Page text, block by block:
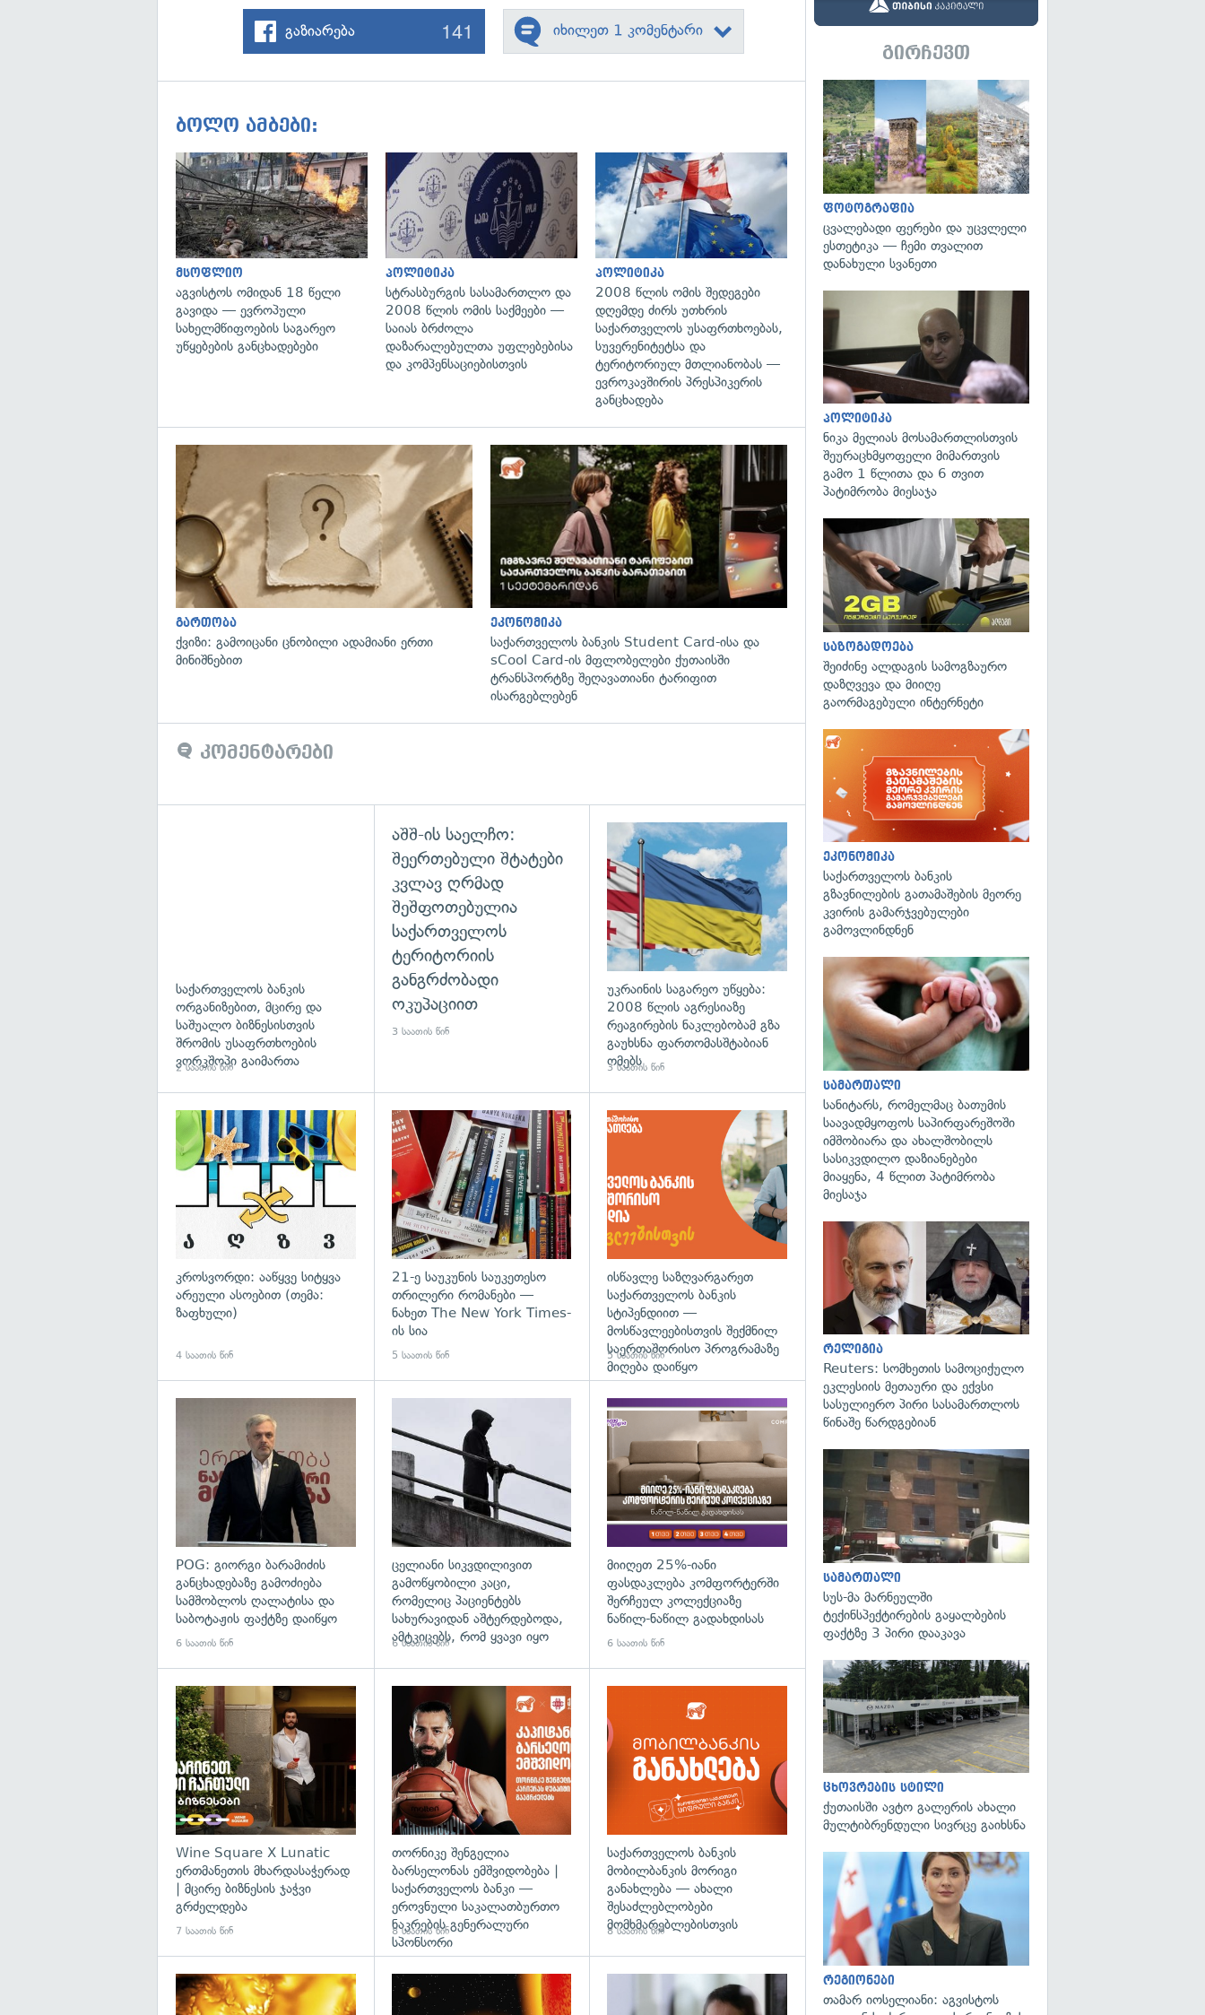
გაზიარება 141 იხილეთ 1 კომენტარი
ბოლო ამბები:
გადახედვა
მსოფლიო
აგვისტოს ომიდან 18 წელი
გავიდა — ევროპული
სახელმწიფოების საგარეო
უწყებების განცხადებები
გადახედვა
პოლიტიკა
სტრასბურგის სასამართლო და
2008 წლის ომის საქმეები —
საიას ბრძოლა
დაზარალებულთა უფლებებისა
და კომპენსაციებისთვის
გადახედვა
პოლიტიკა
2008 წლის ომის შედეგები
დღემდე ძირს უთხრის
საქართველოს უსაფრთხოებას,
სუვერენიტეტსა და
ტერიტორიულ მთლიანობას —
ევროკავშირის პრესპიკერის
განცხადება
გართობა
ქვიზი: გამოიცანი ცნობილი ადამიანი ერთი
მინიშნებით
ეკონომიკა
საქართველოს ბანკის Student Card-ისა და
sCool Card-ის მფლობელები ქუთაისში
ტრანსპორტზე შეღავათიანი ტარიფით
ისარგებლებენ
კომენტარები
საქართველოს ბანკის
ორგანიზებით, მცირე და
საშუალო ბიზნესისთვის
შრომის უსაფრთხოების
ვორკშოპი გაიმართა
2 საათის წინ
აშშ-ის საელჩო:
შეერთებული შტატები
კვლავ ღრმად
შეშფოთებულია
საქართველოს
ტერიტორიის
განგრძობადი
ოკუპაციით
3 საათის წინ
გადახედვა
უკრაინის საგარეო უწყება:
2008 წლის აგრესიაზე
რეაგირების ნაკლებობამ გზა
გაუხსნა ფართომასშტაბიან
ომებს
3 საათის წინ
გადახედვა
კროსვორდი: ააწყვე სიტყვა
არეული ასოებით (თემა:
ზაფხული)
4 საათის წინ
გადახედვა
21-ე საუკუნის საუკეთესო
თრილერი რომანები —
ნახეთ The New York Times-
ის სია
5 საათის წინ
ისწავლე საზღვარგარეთ
საქართველოს ბანკის
სტიპენდიით —
მოსწავლეებისთვის შექმნილ
საერთაშორისო პროგრამაზე
მიღება დაიწყო
5 საათის წინ
POG: გიორგი ბარამიძის
განცხადებაზე გამოძიება
სამშობლოს ღალატისა და
საბოტაჟის ფაქტზე დაიწყო
6 საათის წინ
გადახედვა
ცელიანი სიკვდილივით
გამოწყობილი კაცი,
რომელიც პაციენტებს
სახურავიდან აშტერდებოდა,
ამტკიცებს, რომ ყვავი იყო
6 საათის წინ
მიიღეთ 25%-იანი
ფასდაკლება კომფორტერში
შერჩეულ კოლექციაზე
ნაწილ-ნაწილ გადახდისას
6 საათის წინ
Wine Square X Lunatic
ერთმანეთის მხარდასაჭერად
| მცირე ბიზნესის ჯაჭვი
გრძელდება
7 საათის წინ
თორნიკე შენგელია
ბარსელონას ემშვიდობება |
საქართველოს ბანკი —
ეროვნული საკალათბურთო
ნაკრების გენერალური
სპონსორი
8 საათის წინ
საქართველოს ბანკის
მობილბანკის მორიგი
განახლება — ახალი
შესაძლებლობები
მომხმარებლებისთვის
8 საათის წინ
გადახედვა გადახედვა
გირჩევთ
ფოტოგრაფია
ცვალებადი ფერები და უცვლელი
ესთეტიკა — ჩემი თვალით
დანახული სვანეთი
პოლიტიკა
ნიკა მელიას მოსამართლისთვის
შეურაცხმყოფელი მიმართვის
გამო 1 წლითა და 6 თვით
პატიმრობა მიესაჯა
საზოგადოება
შეიძინე ალდაგის სამოგზაურო
დაზღვევა და მიიღე
გაორმაგებული ინტერნეტი
ეკონომიკა
საქართველოს ბანკის
გზავნილების გათამაშების მეორე
კვირის გამარჯვებულები
გამოვლინდნენ
სამართალი
სანიტარს, რომელმაც ბათუმის
საავადმყოფოს საპირფარეშოში
იმშობიარა და ახალშობილს
სასიკვდილო დაზიანებები
მიაყენა, 4 წლით პატიმრობა
მიესაჯა
რელიგია
Reuters: სომხეთის სამოციქულო
ეკლესიის მეთაური და ექვსი
სასულიერო პირი სასამართლოს
წინაშე წარდგებიან
სამართალი
სუს-მა მარნეულში
ტექინსპექტირების გაყალბების
ფაქტზე 3 პირი დააკავა
ცხოვრების სტილი
ქუთაისში ავტო გალერის ახალი
მულტიბრენდული სივრცე გაიხსნა
რეგიონები
თამარ იოსელიანი: აგვისტოს